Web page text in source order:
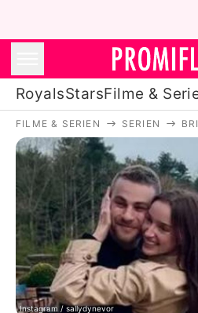
RoyalsStarsFilme &
Royals
Stars
Filme &
Lifestyle
Familie &
FILME & SERIEN SERIEN
Instagram / sallydynevor